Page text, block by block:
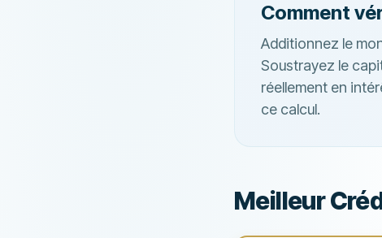
Comment
Additionnez le
Soustrayez le
réellement en
ce calcul.
Meilleur